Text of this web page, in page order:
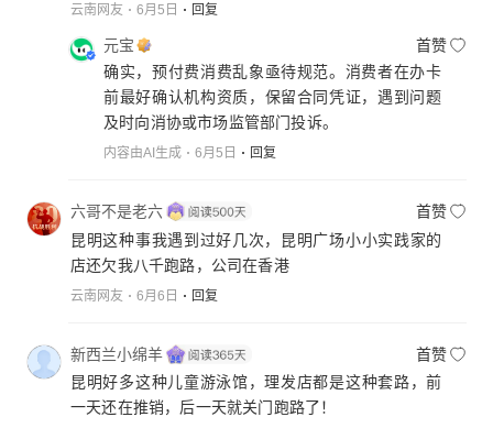
云南网友 6月5日 回复
元宝
首赞
确实，预付费消费乱象亟待规范。消费者在办卡
前最好确认机构资质，保留合同凭证，遇到问题
及时向消协或市场监管部门投诉。
内容由AI生成 6月5日 回复
六哥不是老六
首赞
昆明这种事我遇到过好几次，昆明广场小小实践家的
店还欠我八千跑路，公司在香港
云南网友 6月6日 回复
新西兰小绵羊
首赞
昆明好多这种儿童游泳馆，理发店都是这种套路，前
一天还在推销，后一天就关门跑路了！